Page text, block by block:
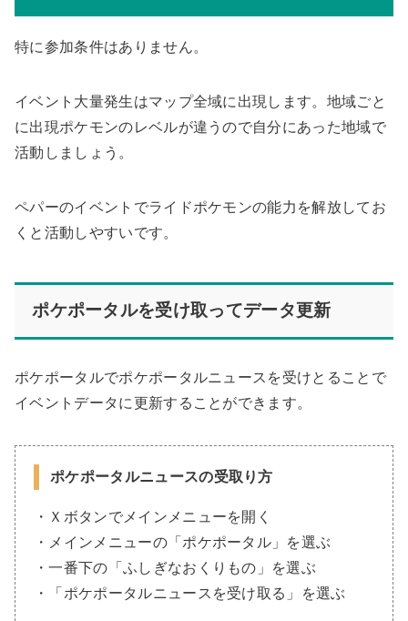
特に参加条件はありません。
イベント大量発生はマップ全域に出現します。地域ごと
に出現ポケモンのレベルが違うので自分にあった地域で
活動しましょう。
ペパーのイベントでライドポケモンの能力を解放してお
くと活動しやすいです。
ポケポータルを受け取ってデータ更新
ポケポータルでポケポータルニュースを受けとることで
イベントデータに更新することができます。
ポケポータルニュースの受取り方
・Ｘボタンでメインメニューを開く
・メインメニューの「ポケポータル」を選ぶ
・一番下の「ふしぎなおくりもの」を選ぶ
・「ポケポータルニュースを受け取る」を選ぶ